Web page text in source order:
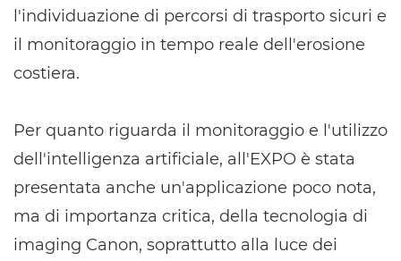
l'individuazione di percorsi di trasporto sicuri e
il monitoraggio in tempo reale dell'erosione
costiera.
Per quanto riguarda il monitoraggio e l'utilizzo
dell'intelligenza artificiale, all'EXPO è stata
presentata anche un'applicazione poco nota,
ma di importanza critica, della tecnologia di
imaging Canon, soprattutto alla luce dei